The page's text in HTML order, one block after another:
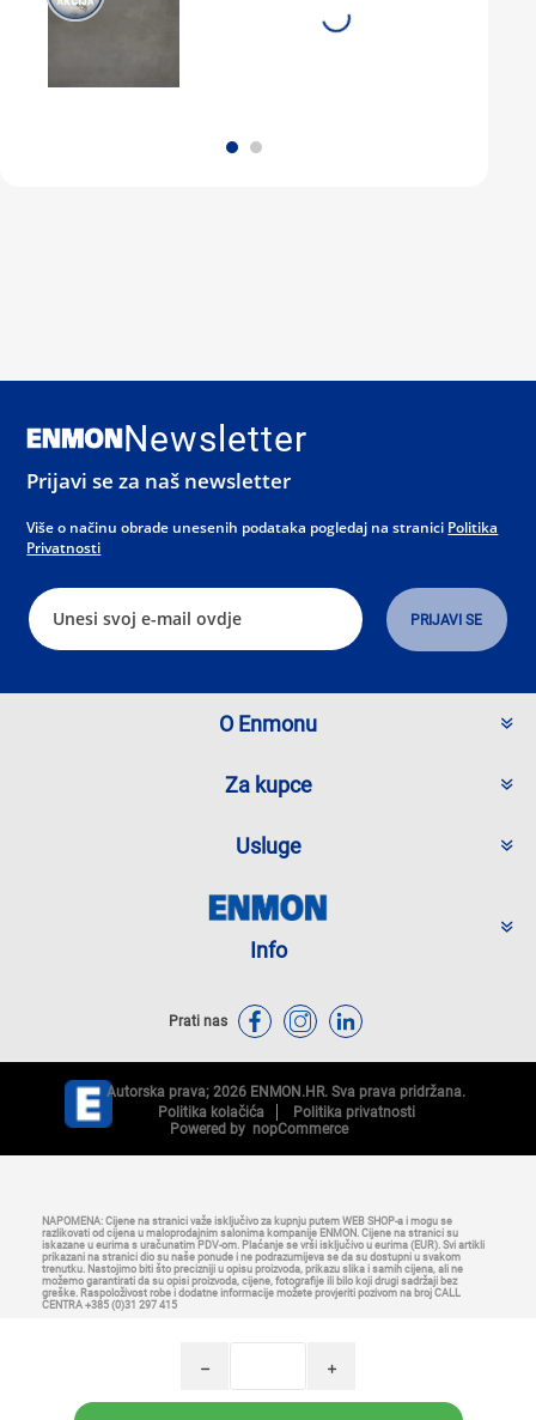
i
h
Newsletter
Prijavi se za naš newsletter
Više o načinu obrade unesenih podataka pogledaj na stranici Politika
Privatnosti
O Enmonu
Za kupce
Usluge
Info
Prati nas
Autorska prava; 2026 ENMON.HR. Sva prava pridržana.
Politika kolačića
Politika privatnosti
Powered by nopCommerce
NAPOMENA: Cijene na stranici važe isključivo za kupnju putem WEB SHOP-a i mogu se
razlikovati od cijena u maloprodajnim salonima kompanije ENMON. Cijene na stranici su
iskazane u eurima s uračunatim PDV-om. Plaćanje se vrši isključivo u eurima (EUR). Svi artikli
prikazani na stranici dio su naše ponude i ne podrazumijeva se da su dostupni u svakom
trenutku. Nastojimo biti što precizniji u opisu proizvoda, prikazu slika i samih cijena, ali ne
možemo garantirati da su opisi proizvoda, cijene, fotografije ili bilo koji drugi sadržaji bez
greške. Raspoloživost robe i dodatne informacije možete provjeriti pozivom na broj CALL
CENTRA +385 (0)31 297 415